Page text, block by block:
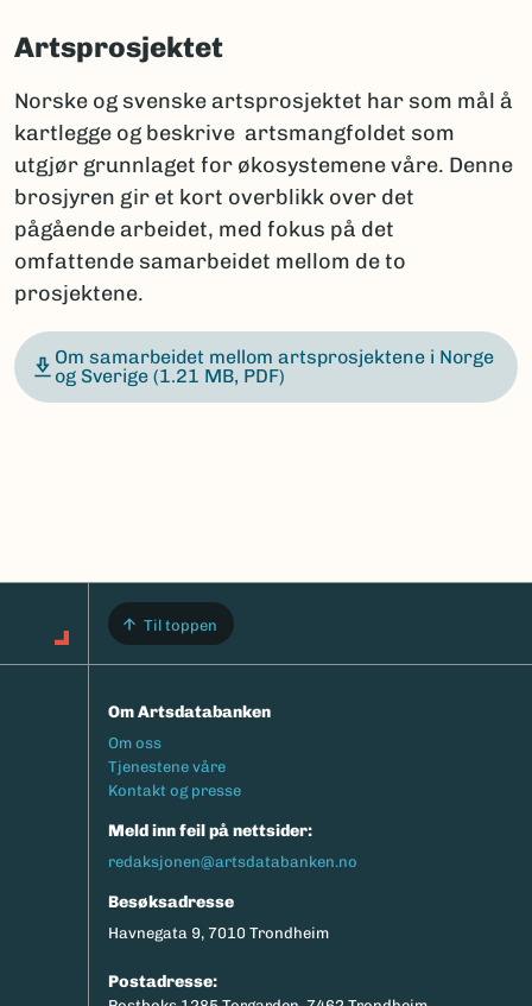
Artsprosjektet
Norske og svenske artsprosjektet har som mål å
kartlegge og beskrive artsmangfoldet som
utgjør grunnlaget for økosystemene våre. Denne
brosjyren gir et kort overblikk over det
pågående arbeidet, med fokus på det
omfattende samarbeidet mellom de to
prosjektene.
Om samarbeidet mellom artsprosjektene i Norge
og Sverige (1.21 MB, PDF)
Til toppen
Om Artsdatabanken
Footermeny
Om oss
Tjenestene våre
Kontakt og presse
Meld inn feil på nettsider:
redaksjonen@artsdatabanken.no
Besøksadresse
Havnegata 9, 7010 Trondheim
Postadresse: